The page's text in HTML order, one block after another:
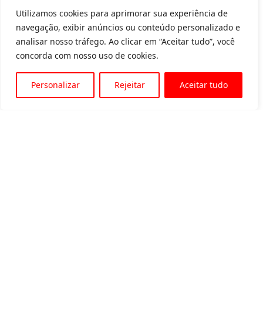
Utilizamos cookies para aprimorar sua experiência de
navegação, exibir anúncios ou conteúdo personalizado e
analisar nosso tráfego. Ao clicar em “Aceitar tudo”, você
concorda com nosso uso de cookies.
Personalizar Rejeitar Aceitar tudo